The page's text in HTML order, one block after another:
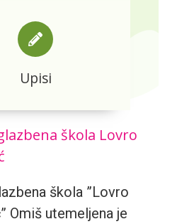
Upisi
škola Lovro
škola ”Lovro
Omiš utemeljena je